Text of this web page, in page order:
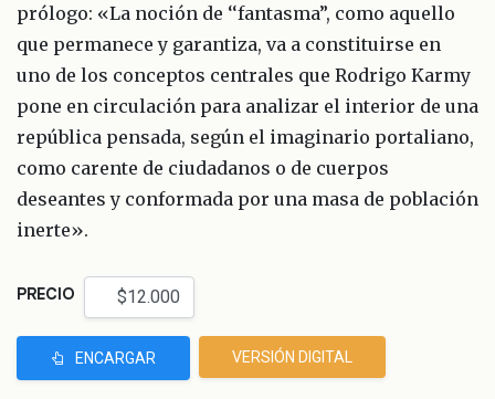
prólogo: «La noción de ‘‘fantasma”, como aquello
que permanece y garantiza, va a constituirse en
uno de los conceptos centrales que Rodrigo Karmy
pone en circulación para analizar el interior de una
república pensada, según el imaginario portaliano,
como carente de ciudadanos o de cuerpos
deseantes y conformada por una masa de población
inerte».
PRECIO
ENCARGAR VERSIÓN DIGITAL